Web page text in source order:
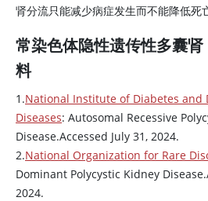
肾分流只能减少病症发生而不能降低死
常染色体隐性遗传性多囊
料
1.National Institute of Diabetes and
Diseases: Autosomal Recessive
Disease.Accessed July 31, 2024.
2.National Organization for Rare
Dominant Polycystic Kidney
2024.